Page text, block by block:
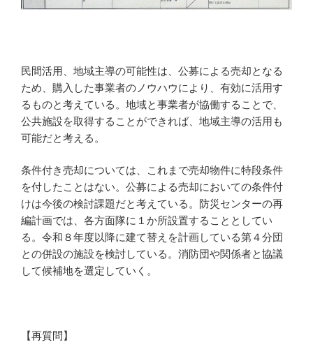
民間活用、地域主導の可能性は、公募による売却となる
ため、購入した事業者のノウハウにより、有効に活用す
るものと考えている。地域と事業者が協働することで、
公共施設を取得することができれば、地域主導の活用も
可能だと考える。
条件付き売却については、これまで売却物件に特段条件
を付したことはない。公募による売却においての条件付
けは今後の検討課題だと考えている。防災センターの再
編計画では、各方面隊に１か所設置することとしてい
る。令和８年度以降に建て替えを計画している第４分団
との併設の施設を検討している。消防団や関係者と協議
して候補地を選定していく。
【再質問】